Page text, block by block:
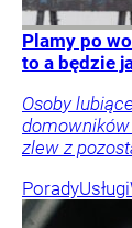
Plamy po
to a będzie
Osoby
zlew z
PoradyUsługi